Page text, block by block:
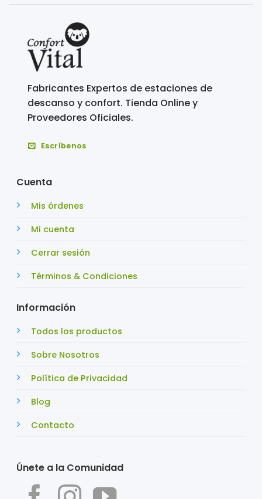
Fabricantes Expertos de estaciones de
descanso y confort. Tienda Online y
Proveedores Oficiales.
Escríbenos
Cuenta
Mis órdenes
Mi cuenta
Cerrar sesión
Términos & Condiciones
Información
Todos los productos
Sobre Nosotros
Política de Privacidad
Blog
Contacto
Únete a la Comunidad